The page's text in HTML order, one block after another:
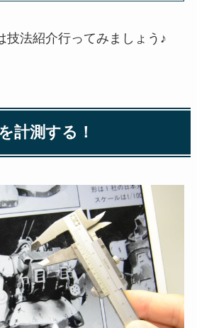
技法紹介行ってみましょう♪
計測する！